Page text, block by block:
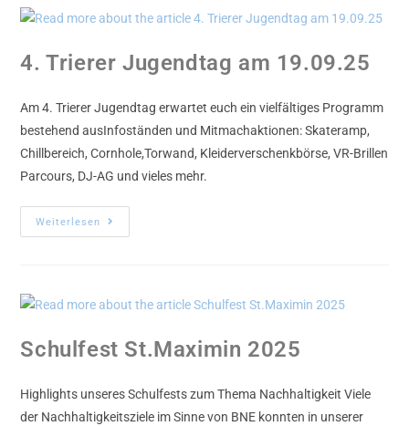
4. Trierer Jugendtag am 19.09.25
Am 4. Trierer Jugendtag erwartet euch ein vielfältiges Programm
bestehend ausInfoständen und Mitmachaktionen: Skateramp,
Chillbereich, Cornhole,Torwand, Kleiderverschenkbörse, VR-Brillen
Parcours, DJ-AG und vieles mehr.
Weiterlesen
Schulfest St.Maximin 2025
Highlights unseres Schulfests zum Thema Nachhaltigkeit Viele
der Nachhaltigkeitsziele im Sinne von BNE konnten in unserer